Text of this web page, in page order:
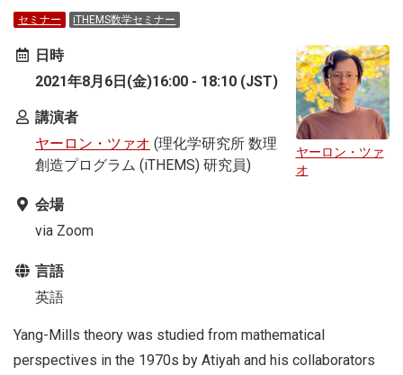
セミナー iTHEMS数学セミナー
ヤーロン・ツァ
オ
日時
2021年8月6日(金)16:00 - 18:10 (JST)
講演者
ヤーロン・ツァオ (理化学研究所 数理
創造プログラム (iTHEMS) 研究員)
会場
via Zoom
言語
英語
Yang-Mills theory was studied from mathematical
perspectives in the 1970s by Atiyah and his collaborators